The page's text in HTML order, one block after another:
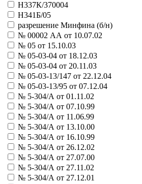
Больше
Остар, ассоциация медиков
21083 - Остар
Больше
Пари-Париж
31043 - Культура. Новый век
41085 - Истоки
41092 - Танец
Больше
Пермская дирекция лотерей
21069 - Удача
Больше
РосЛНТО
21003 - Казино
21075 - Мир чудес
31007 - Маска
31015 - Джокер
31047 - Лица истории
Больше
Н337К/370004
Н341Б/05
разрешение Минфина (б/н)
№ 00002 АА от 10.07.02
№ 05 от 15.10.03
№ 05-03-04 от 18.12.03
№ 05-03-04 от 20.11.03
№ 05-03-13/147 от 22.12.04
№ 05-03-13/95 от 07.12.04
№ 5-304/А от 01.11.02
№ 5-304/А от 07.10.99
№ 5-304/А от 11.06.99
№ 5-304/А от 13.10.00
№ 5-304/А от 16.10.99
№ 5-304/А от 26.12.02
№ 5-304/А от 27.07.00
№ 5-304/А от 27.11.02
№ 5-304/А от 27.12.01